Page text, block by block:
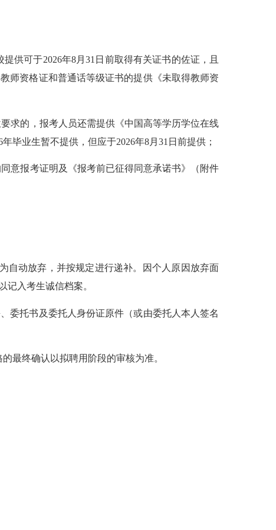
供可于2026年8月31日前取得有关证书的佐证，且
师资格证和普通话等级证书的提供《未取得教师资
的，报考人员还需提供《中国高等学历学位在线
毕业生暂不提供，但应于2026年8月31日前提供；
报考证明及《报考前已征得同意承诺书》（附件
动放弃，并按规定进行递补。因个人原因放弃面
入考生诚信档案。
托书及委托人身份证原件（或由委托人本人签名
终确认以拟聘用阶段的审核为准。